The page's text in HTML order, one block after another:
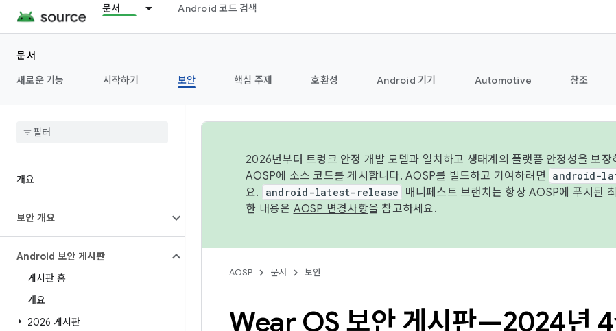
문서 Android 코드 검색
문서
새로운 기능
시작하기 보안 핵심 주제 호환성 Android 기기 Automotive 참조
개요
보안 개요
Android 보안 게시판
게시판 홈
개요
2026 게시판
2026년부터 트렁크 안정 개발 모델과 일치하고 생태계의 플랫폼 안정성을 보장
AOSP에 소스 코드를 게시합니다. AOSP를 빌드하고 기여하려면
android-
요.
android-latest-release
매니페스트 브랜치는 항상 AOSP에 푸시된
한 내용은 AOSP 변경사항을 참고하세요.
AOSP 문서 보안
Wear OS 보안 게시판—2024년